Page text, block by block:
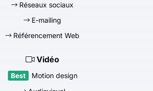
Réseaux sociaux
E-mailing
Référencement Web
Vidéo
Motion design